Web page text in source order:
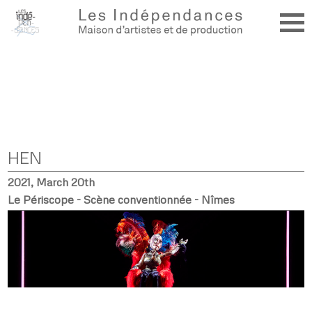
HEN
2021, March 20th
Le Périscope - Scène conventionnée - Nîmes